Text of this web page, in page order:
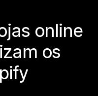
online
os